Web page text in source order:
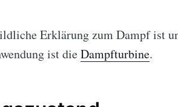
Erklärung zum Dampf ist
ist dieDampfturbine.